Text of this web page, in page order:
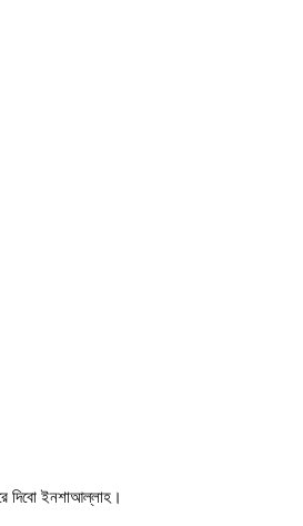
দিবো ইনশাআল্লাহ।